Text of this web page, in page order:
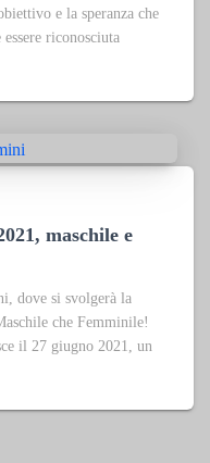
e la speranza che
riconosciuta
maschile e
dove si svolgerà la
che Femminile!
il 27 giugno 2021, un